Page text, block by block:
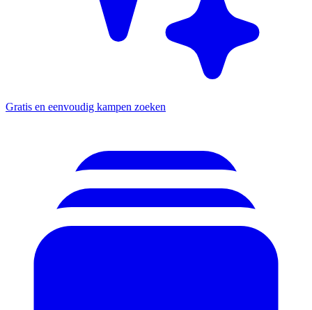
Gratis en eenvoudig kampen zoeken